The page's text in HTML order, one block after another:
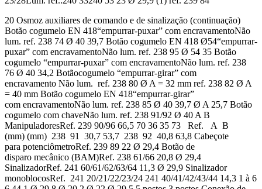
20 Osmoz auxiliares de comando e de sinalização (continuação)
Botão cogumelo EN 418“empurrar-puxar” com encravamentoNão
lum. ref. 238 74 Ø 40 39,7 Botão cogumelo EN 418 Ø54“empurrar-
puxar” com encravamentoNão lum. ref. 238 95 Ø 54 35 Botão
cogumelo “empurrar-puxar” com encravamentoNão lum. ref. 238
76 Ø 40 34,2 Botãocogumelo “empurrar-girar” com
encravamento Não lum. ref. 238 80 Ø A = 32 mm ref. 238 82 Ø A
= 40 mm Botão cogumelo EN 418“empurrar-girar”
com encravamentoNão lum. ref. 238 85 Ø 40 39,7 Ø A 25,7 Botão
cogumelo com chaveNão lum. ref. 238 91/92 Ø 40 A B
ManipuladoresRef. 239 90/96 66,5 70 36 35 73 Ref. A B
(mm) (mm) 238 91 30,7 53,7 238 92 40,8 63,8 Cabeçote
para potenciômetroRef. 239 89 22 Ø 29,4 Botão de
disparo mecânico (BAM)Ref. 238 61/66 20,8 Ø 29,4
SinalizadorRef. 241 60/61/62/63/64 11,3 Ø 29,9 Sinalizador
monoblocosRef. 241 20/21/22/23/24 241 40/41/42/43/44 14,3 1 à 6